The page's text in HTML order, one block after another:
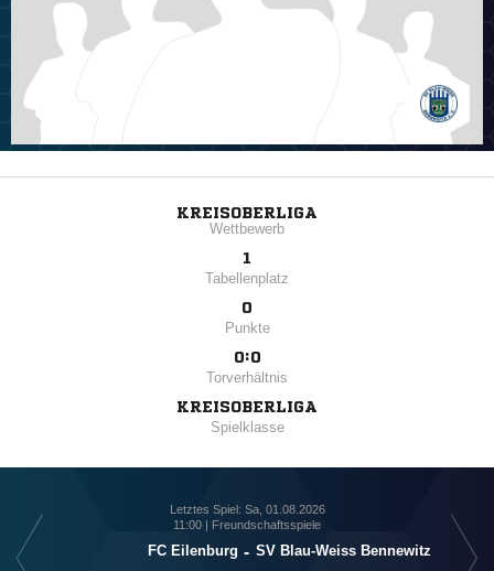
KREISOBERLIGA
Wettbewerb
1
Tabellenplatz
0
Punkte
0:0
Torverhältnis
KREISOBERLIGA
Spielklasse
Letztes Spiel: Sa, 01.08.2026
11:00 | Freundschaftsspiele
FC Eilenburg - SV Blau-Weiss Bennewitz